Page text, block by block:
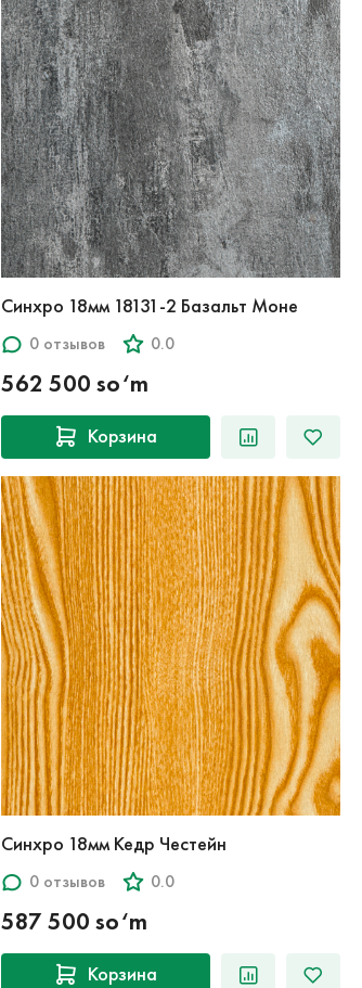
Синхро 18мм 18131-2 Базальт Моне
0 отзывов 0.0
562 500 so‘m
Корзина
Синхро 18мм Кедр Честейн
0 отзывов 0.0
587 500 so‘m
Корзина